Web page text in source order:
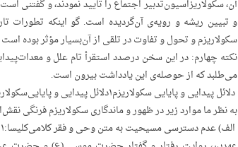
آن، سکولاریزاسیون‌تدبیر اجتماع‌ را تایید نمودند، و گفتنی‌
و تبیین‌ ریشه‌ و رویه‌ی‌ آن‌گردیده‌ است. گو اینکه‌ تطور‌ات‌
سکولاریزم‌ و تحول‌ و تفاوت‌ در تلقی‌ از آن‌بسیار مؤ‌ثر بوده‌
نکته‌ چهارم: در این‌ سخن‌ درصدد استقرأ تام‌ علل‌ و
می‌طلبد که‌ از حوصله‌ی‌ این‌ یادداشت‌ بیرون‌ است.
‌ ‌دلائل‌ پیدایی‌ و پایایی‌ سکولاریزم۱دلائل‌ پیدایی‌ و پایایی‌سکولاریزم، ۳
به‌ نظر ما موارد زیر در ظهور و ماندگاری‌ سکولاریزم‌ فرنگی‌
‌ ‌الف) عدم‌ دسترسی‌ مسیحیت‌ به‌ متن‌ وحی‌ و فقر کلامی‌کلیسا:۱الف) عدم‌ دسترسی‌ مسیحیت‌ به‌ متن‌ وحی‌ و فقر کلامی‌ کلیسا:، ۳